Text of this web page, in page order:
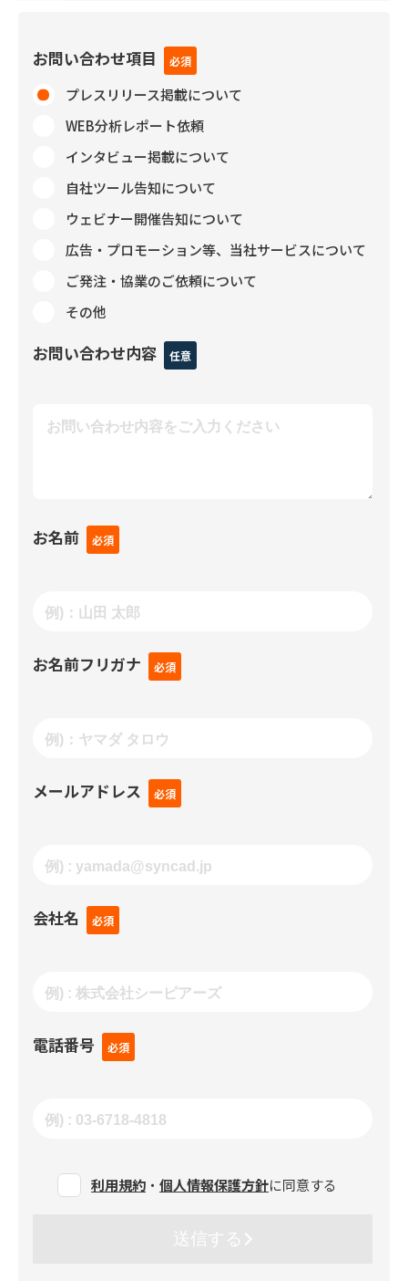
お問い合わせ項目
プレスリリース掲載について
WEB分析レポート依頼
インタビュー掲載について
自社ツール告知について
ウェビナー開催告知について
広告・プロモーション等、当社サービスについて
ご発注・協業のご依頼について
その他
お問い合わせ内容
お名前
お名前フリガナ
メールアドレス
会社名
電話番号
利用規約 ・ 個人情報保護方針に同意する